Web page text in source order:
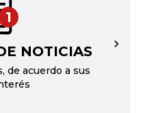
1
NOTICIAS
de acuerdo a sus
→